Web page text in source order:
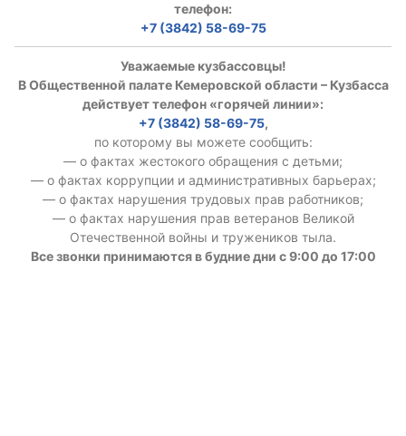
телефон:
+7 (3842) 58-69-75
Уважаемые кузбассовцы!
В Общественной палате Кемеровской области – Кузбасса
действует телефон «горячей линии»:
+7 (3842) 58-69-75,
по которому вы можете сообщить:
— о фактах жестокого обращения с детьми;
— о фактах коррупции и административных барьерах;
— о фактах нарушения трудовых прав работников;
— о фактах нарушения прав ветеранов Великой
Отечественной войны и тружеников тыла.
Все звонки принимаются в будние дни с 9:00 до 17:00